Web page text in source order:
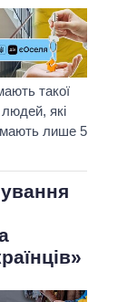
такої
які
мають лише 5